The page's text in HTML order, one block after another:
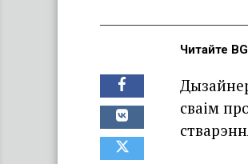
Читайте
сваім